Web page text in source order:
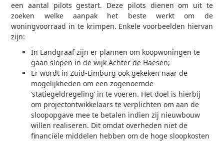
een aantal pilots gestart. Deze pilots dienen om uit te
zoeken welke aanpak het beste werkt om de
woningvoorraad in te krimpen. Enkele voorbeelden hiervan
zijn:
In Landgraaf zijn er plannen om koopwoningen te
gaan slopen in de wijk Achter de Haesen;
Er wordt in Zuid-Limburg ook gekeken naar de
mogelijkheden om een zogenoemde
‘statiegeldregeling’ in te voeren. Het doel is hierbij
om projectontwikkelaars te verplichten om aan de
sloopopgave mee te betalen indien zij nieuwbouw
willen realiseren. Dit omdat overheden niet de
financiële middelen hebben om de hoge sloopkosten